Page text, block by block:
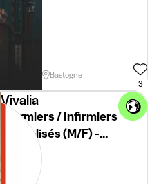
Bastogne
3
Vivalia
Infirmiers / Infirmiers
spécialisés (M/F) -
Bastogne